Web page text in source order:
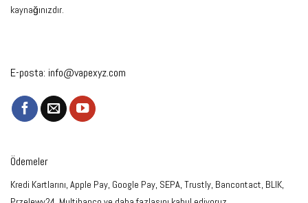
kaynağınızdır.
E-posta: info@vapexyz.com
Ödemeler
Kredi Kartlarını, Apple Pay, Google Pay, SEPA, Trustly, Bancontact, BLIK,